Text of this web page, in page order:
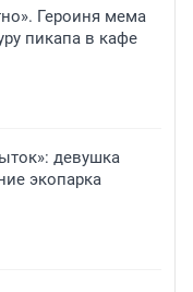
Героиня мема
пикапа в кафе
девушка
экопарка